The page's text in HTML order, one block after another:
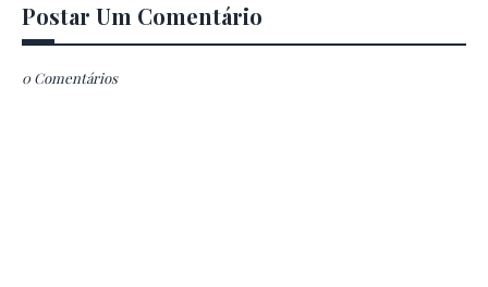
Postar Um Comentário
0 Comentários